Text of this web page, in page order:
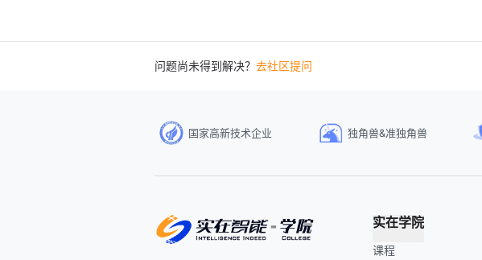
问题尚未得到解决？ 去社区提问
国家高新技术企业 独角兽&准独角兽
实在学院
课程